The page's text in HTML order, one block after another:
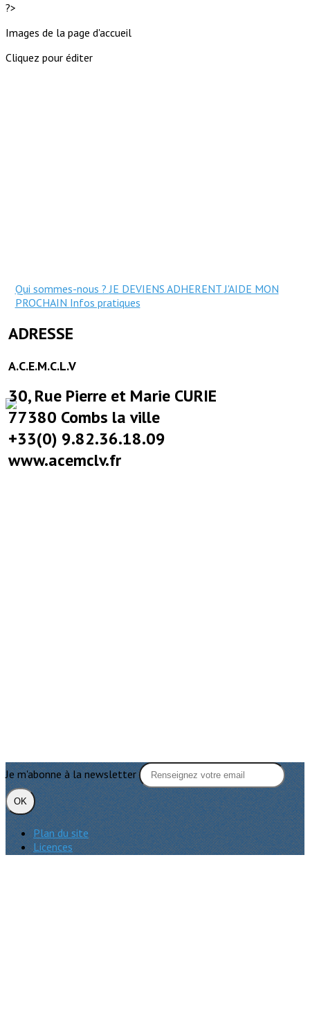
?>
Images de la page d'accueil
Cliquez pour éditer
Qui sommes-nous ?JE DEVIENS ADHERENTJ'AIDE MON
PROCHAIN Infos pratiques
ADRESSE
A.C.E.M.C.L.V
30, Rue Pierre et Marie CURIE
77380 Combs la ville
+33(0) 9.82.36.18.09
www.acemclv.fr
Je m'abonne à la newsletter
OK
Plan du site
Licences